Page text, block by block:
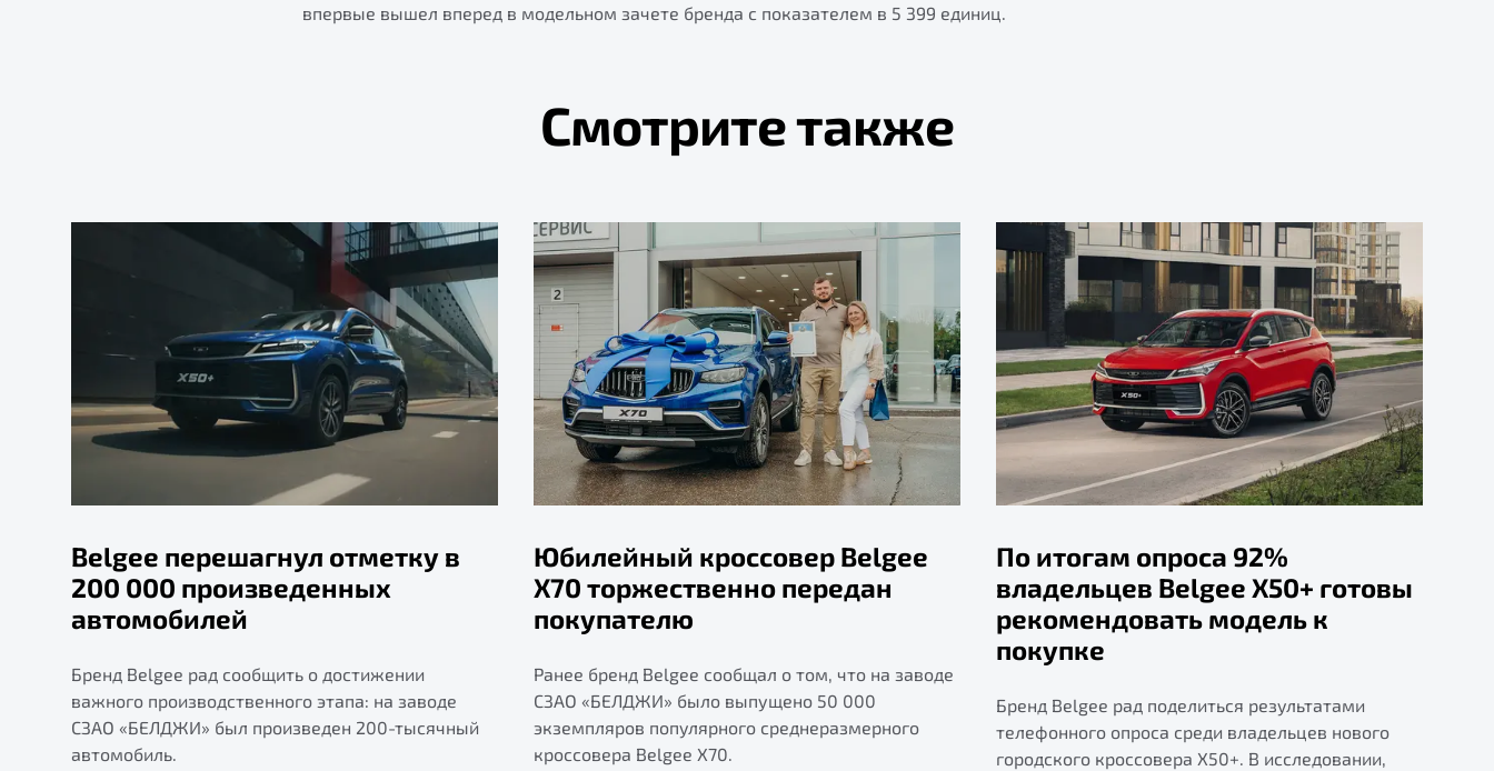
впервые вышел вперед в модельном зачете бренда с показателем в 5 399 единиц.
Смотрите также
Belgee перешагнул отметку в
200 000 произведенных
автомобилей
Бренд Belgee рад сообщить о достижении
важного производственного этапа: на заводе
СЗАО «БЕЛДЖИ» был произведен 200-тысячный
автомобиль.
Юбилейный кроссовер Belgee
X70 торжественно передан
покупателю
Ранее бренд Belgee сообщал о том, что на заводе
СЗАО «БЕЛДЖИ» было выпущено 50 000
экземпляров популярного среднеразмерного
кроссовера Belgee X70.
По итогам опроса 92%
владельцев Belgee X50+ готовы
рекомендовать модель к
покупке
Бренд Belgee рад поделиться результатами
телефонного опроса среди владельцев нового
городского кроссовера X50+. В исследовании,